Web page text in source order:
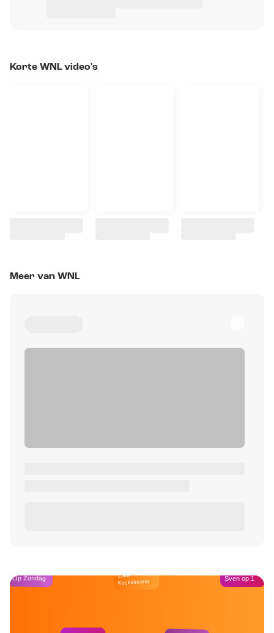
Korte WNL video's
Meer van WNL
Op Zondag Café
Kockelmann Sven op 1